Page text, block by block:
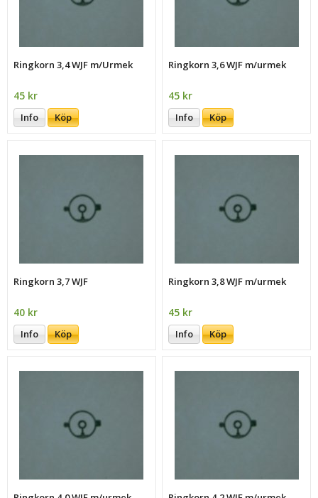
Ringkorn 3,4 WJF m/Urmek
45 kr
Info Köp
Ringkorn 3,6 WJF m/urmek
45 kr
Info Köp
Ringkorn 3,7 WJF
40 kr
Info Köp
Ringkorn 3,8 WJF m/urmek
45 kr
Info Köp